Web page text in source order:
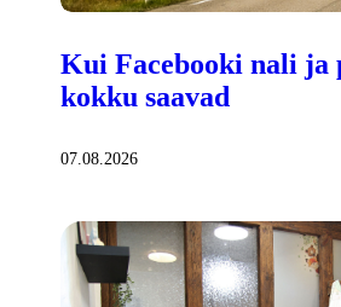
Kui Facebooki nali ja
kokku saavad
07.08.2026